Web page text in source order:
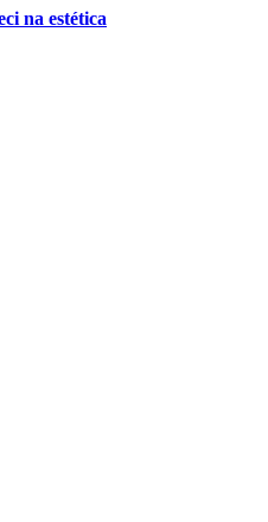
na estética